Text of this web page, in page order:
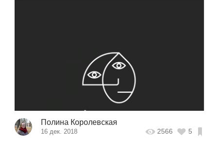
Полина Королевская
16 дек. 2018 2566 5